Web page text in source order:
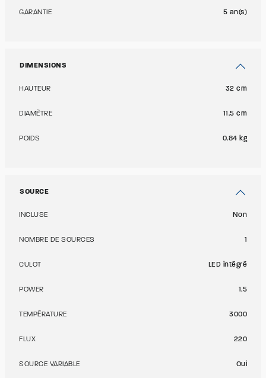
GARANTIE 5 an(s)
DIMENSIONS
HAUTEUR 32 cm
DIAMÈTRE 11.5 cm
POIDS 0.84 kg
SOURCE
INCLUSE Non
NOMBRE DE SOURCES 1
CULOT LED intégré
POWER 1.5
TEMPÉRATURE 3000
FLUX 220
SOURCE VARIABLE Oui